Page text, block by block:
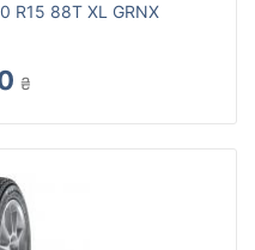
R15 88T XL GRNX
₴